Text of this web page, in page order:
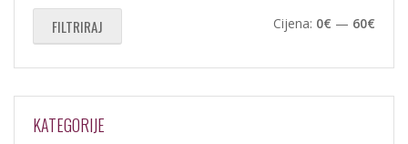
FILTRIRAJ Cijena: 0€ — 60€
KATEGORIJE